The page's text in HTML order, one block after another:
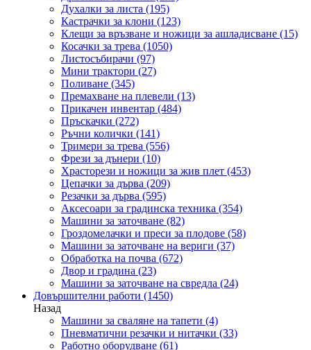
Духалки за листа (195)
Кастрачки за клони (123)
Клещи за връзване и ножици за ашладисване (15)
Косачки за трева (1050)
Листосъбирачи (97)
Мини трактори (27)
Поливане (345)
Премахване на плевели (13)
Прикачен инвентар (484)
Пръскачки (272)
Ръчни колички (141)
Тримери за трева (556)
Фрези за дънери (10)
Храсторези и ножици за жив плет (453)
Цепачки за дърва (209)
Резачки за дърва (595)
Аксесоари за градинска техника (354)
Машини за заточване (82)
Гроздомелачки и преси за плодове (58)
Машини за заточване на вериги (37)
Обработка на почва (672)
Двор и градина (23)
Машини за заточване на свредла (24)
Довършителни работи (1450)
Назад
Машини за сваляне на тапети (4)
Пневматични резачки и нитачки (33)
Работно оборудване (61)